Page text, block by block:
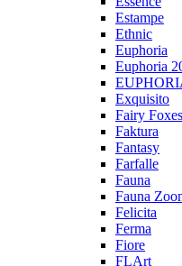
Estampe
Ethnic
Euphoria
Euphoria
Exquisito
Fairy Foxes
Faktura
Fantasy
Farfalle
Fauna
Fauna
Felicita
Ferma
Fiore
FLArt